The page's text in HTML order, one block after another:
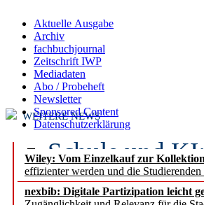
Aktuelle Ausgabe
Archiv
fachbuchjournal
Zeitschrift IWP
Mediadaten
Abo / Probeheft
Newsletter
Sponsored Content
Datenschutzerklärung
Wiley: Vom Einzelkauf zur Kollektion
effizienter werden und die Studierenden
nexbib: Digitale Partizipation leicht
WEITERE NEWS
Schule und